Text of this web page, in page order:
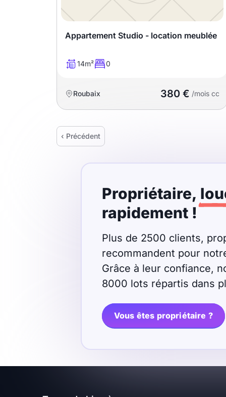
Appartement Studio - location meublée
14m² 0
Roubaix 380 € /mois cc
‹ Précédent
Propriétaire,
rapidement !
Plus de 2500 clients,
recommandent pour
Grâce à leur confiance,
8000 lots répartis dans
Vous êtes propriétaire ?